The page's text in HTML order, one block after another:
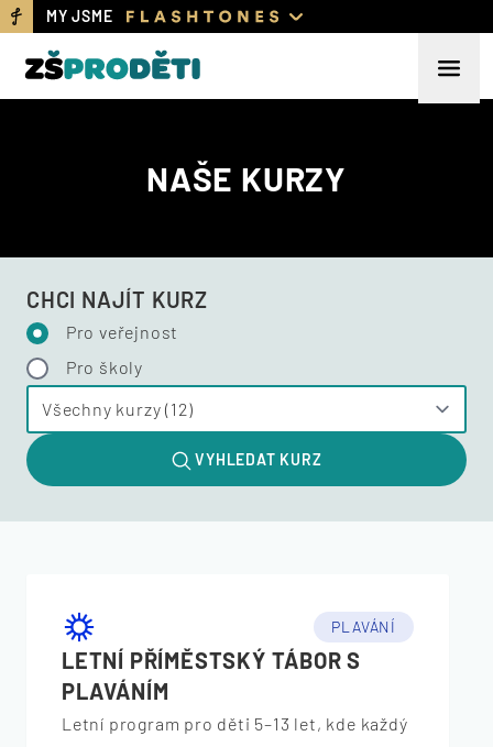
MY JSME
NAŠE KURZY
CHCI NAJÍT KURZ
Pro veřejnost
Pro školy
VYHLEDAT KURZ
PLAVÁNÍ
LETNÍ PŘÍMĚSTSKÝ TÁBOR S
PLAVÁNÍM
Letní program pro děti 5–13 let, kde každý